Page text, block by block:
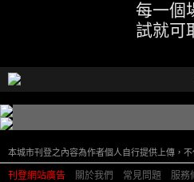
每一個
試就可
本城市刊登之內容為作者個人自行提供上傳，不
刊登網站廣告 關於我們 常見問題 服務